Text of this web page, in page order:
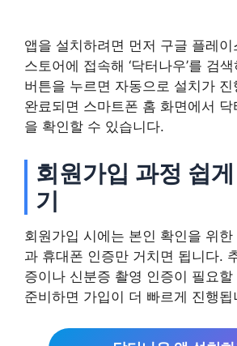
앱을 설치하려면 먼저 구글 플레
스토어에 접속해 ‘닥터나우’를 검
버튼을 누르면 자동으로 설치가
완료되면 스마트폰 홈 화면에서
을 확인할 수 있습니다.
회원가입 과정 쉽
기
회원가입 시에는 본인 확인을 위
과 휴대폰 인증만 거치면 됩니다.
증이나 신분증 촬영 인증이 필요할
준비하면 가입이 더 빠르게 진행됩